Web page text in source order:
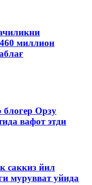
миллион
Орзу
вафот этди
саккиз йил
мурувват уйида